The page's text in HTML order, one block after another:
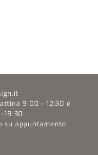
9:00 - 12:30 e
19:30
su appuntamento